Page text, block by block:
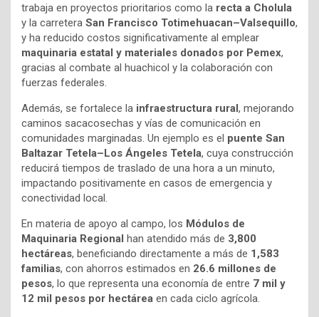
trabaja en proyectos prioritarios como la recta a Cholula
y la carretera San Francisco Totimehuacan–Valsequillo,
y ha reducido costos significativamente al emplear
maquinaria estatal y materiales donados por Pemex,
gracias al combate al huachicol y la colaboración con
fuerzas federales.
Además, se fortalece la infraestructura rural, mejorando
caminos sacacosechas y vías de comunicación en
comunidades marginadas. Un ejemplo es el puente San
Baltazar Tetela–Los Ángeles Tetela, cuya construcción
reducirá tiempos de traslado de una hora a un minuto,
impactando positivamente en casos de emergencia y
conectividad local.
En materia de apoyo al campo, los Módulos de
Maquinaria Regional han atendido más de 3,800
hectáreas, beneficiando directamente a más de 1,583
familias, con ahorros estimados en 26.6 millones de
pesos, lo que representa una economía de entre 7 mil y
12 mil pesos por hectárea en cada ciclo agrícola.